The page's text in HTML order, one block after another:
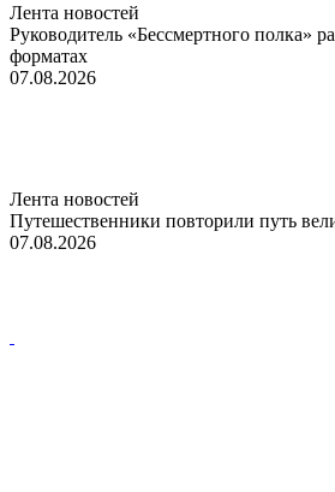
Лента новостей
Руководитель «Бессмертного полка»
форматах
07.08.2026
Лента новостей
Путешественники повторили путь
07.08.2026